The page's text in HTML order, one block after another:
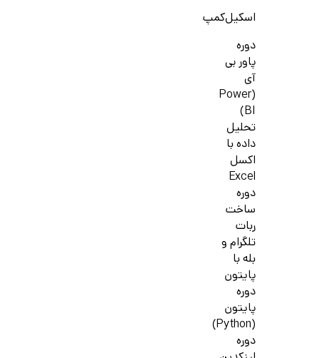
اسکیل‌کمپ
دوره
پاور بی
آی
(Power
BI)
تحلیل
داده با
اکسل
Excel
دوره
ساخت
ربات
تلگرام و
بله با
پایتون
دوره
پایتون
(Python)
دوره